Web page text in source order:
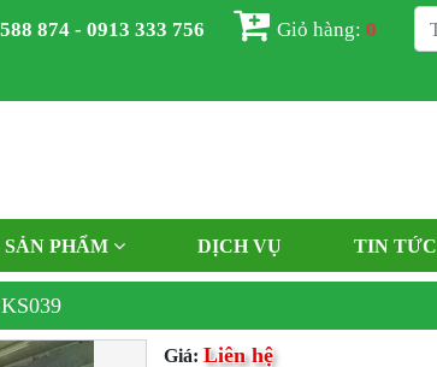
874 - 0913 333 756 Giỏ hàng:0
SẢN PHẨM DỊCH VỤ TIN TỨC
Giá: Liên hệ